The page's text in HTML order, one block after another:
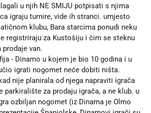
u njih NE SMIJU potpisati s njima
igraju turnire, vide ih stranci. umjesto
klubu, Bara starcima ponudi neku
registriraju za Kustošiju i čim se steknu
van.
- Dinamo u kojem je bio 10 godina i u
igrati nogomet neće dobiti ništa.
nije planirala od njega napraviti igrača
parkiralište za prodaju igrača, a ne klub. u
ozbiljan nogomet (iz Dinama je Olmo